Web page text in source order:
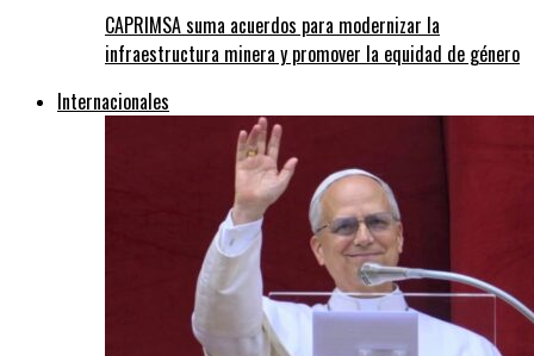
CAPRIMSA suma acuerdos para modernizar la
infraestructura minera y promover la equidad de género
Internacionales